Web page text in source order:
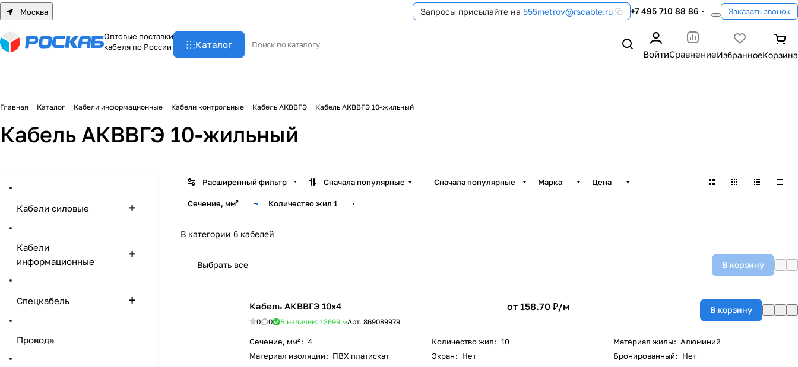
Москва Запросы присылайте на 555metrov@rscable.ru +7 495 710 88 86 Заказать звонок
Оптовые поставки
кабеля по России
Каталог
ВойтиСравнение
Главная Каталог Кабели информационные Кабели контрольные Кабель АКВВГЭ Кабель АКВВГЭ 10-жильный
Кабель АКВВГЭ 10-жильный
Расширенный фильтр Сначала популярные Сначала популярные Марка Цена
Сечение, мм² Количество жил 1
В категории 6 кабелей
Выбрать все В корзину
Кабель АКВВГЭ 10х4
0 0 В наличии: 13699 мАрт. 869089979
от 158.70 ₽/м В корзину
Сечение, мм²: 4 Количество жил: 10 Материал жилы: Алюминий
Материал изоляции: ПВХ платискат Экран: Нет Бронированный: Нет
Кабели силовые
Кабели
информационные
Спецкабель
Провода